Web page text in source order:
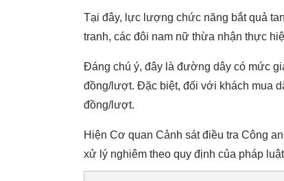
Tại đây, lực lượng chức năng bắt quả
tranh, các đôi nam nữ thừa nhận thực
Đáng chú ý, đây là đường dây có mức
đồng/lượt. Đặc biệt, đối với khách mua
đồng/lượt.
Hiện Cơ quan Cảnh sát điều tra Công
xử lý nghiêm theo quy định của pháp